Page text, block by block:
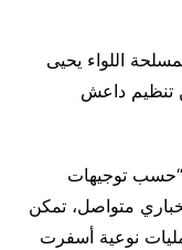
اللواء يحيى
4 عناصر من تنظيم داعش
“حسب توجيهات
متواصل، تمكن
نوعية أسفرت